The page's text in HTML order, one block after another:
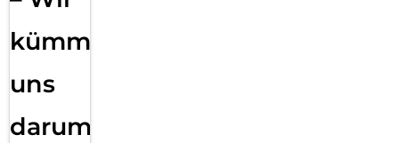
kümmern
uns
darum!